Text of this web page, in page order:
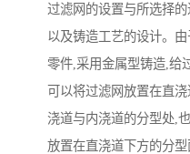
过滤网的设置与所选择
以及铸造工艺的设计。
零件,采用金属型铸造,给
可以将过滤网放置在直
浇道与内浇道的分型处,
放置在直浇道下方的分